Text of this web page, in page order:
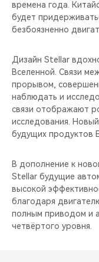
времена года.
будет
безбоязненно
Дизайн Stellar
Вселенной. Связи
прорывом,
наблюдать и
связи отображают
исследования.
будущих продуктов
В дополнение к
Stellar будущие
высокой
благодаря
полным приводом и
четвёртого уровня.